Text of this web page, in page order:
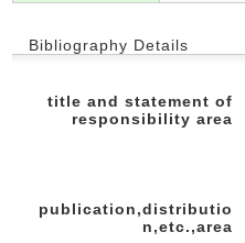
Bibliography Details
title and statement of
responsibility area
publication,distributio
n,etc.,area